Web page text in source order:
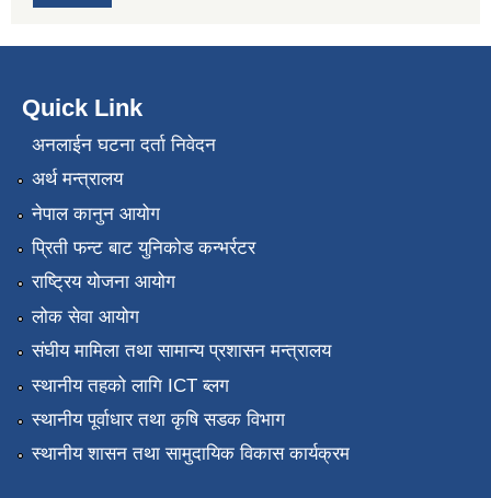
Quick Link
अनलाईन घटना दर्ता निवेदन
अर्थ मन्त्रालय
नेपाल कानुन आयोग
प्रिती फन्ट बाट युनिकोड कन्भर्रटर
राष्ट्रिय योजना आयोग
लोक सेवा आयोग
संघीय मामिला तथा सामान्य प्रशासन मन्त्रालय
स्थानीय तहको लागि ICT ब्लग
स्थानीय पूर्वाधार तथा कृषि सडक विभाग
स्थानीय शासन तथा सामुदायिक विकास कार्यक्रम